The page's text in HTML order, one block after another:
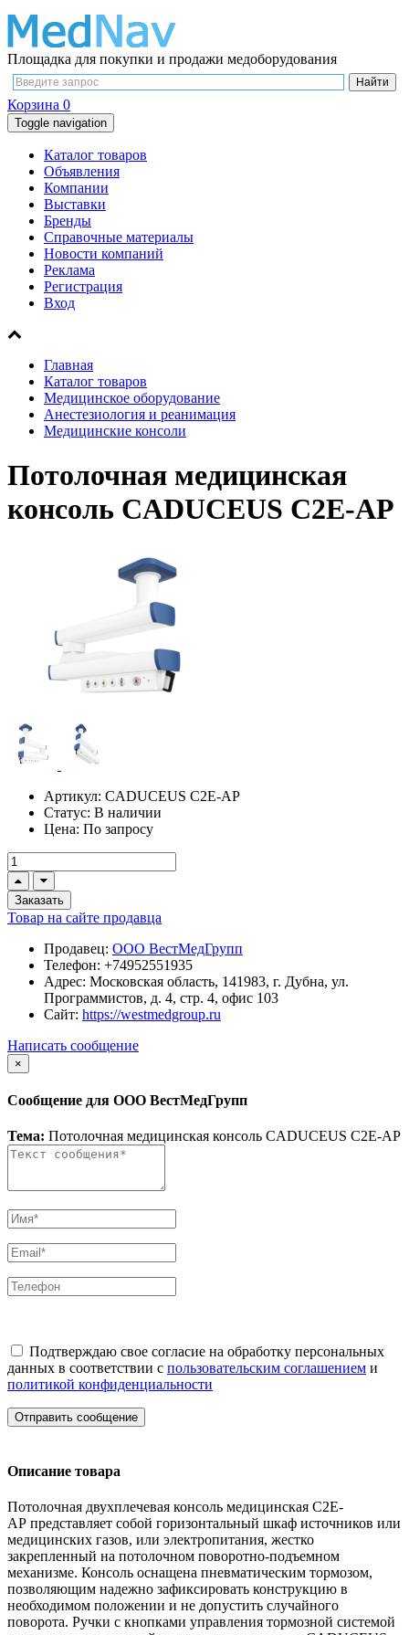
Площадка для покупки и продажи медоборудования
Корзина 0
Toggle navigation
Каталог товаров
Объявления
Компании
Выставки
Бренды
Справочные материалы
Новости компаний
Реклама
Регистрация
Вход
Главная
Каталог товаров
Медицинское оборудование
Анестезиология и реанимация
Медицинские консоли
Потолочная медицинская
консоль CADUCEUS C2E-AP
Артикул: CADUCEUS C2E-AP
Статус: В наличии
Цена: По запросу
Заказать
Товар на сайте продавца
Продавец: ООО ВестМедГрупп
Телефон: +74952551935
Адрес: Московская область, 141983, г. Дубна, ул.
Программистов, д. 4, стр. 4, офис 103
Сайт: https://westmedgroup.ru
Написать сообщение
×
Сообщение для ООО ВестМедГрупп
Тема: Потолочная медицинская консоль CADUCEUS C2E-AP
Подтверждаю свое согласие на обработку персональных
данных в соответствии с пользовательским соглашением и
политикой конфиденциальности
Отправить сообщение
Описание товара
Потолочная двухплечевая консоль медицинская C2E-
AP представляет собой горизонтальный шкаф источников или
медицинских газов, или электропитания, жестко
закрепленный на потолочном поворотно-подъемном
механизме. Консоль оснащена пневматическим тормозом,
позволяющим надежно зафиксировать конструкцию в
необходимом положении и не допустить случайного
поворота. Ручки с кнопками управления тормозной системой